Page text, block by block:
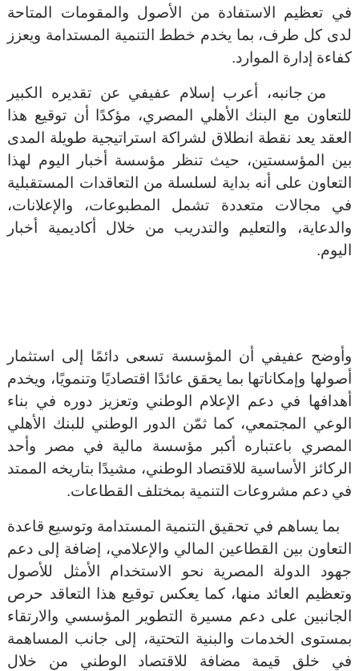
في تعظيم الاستفادة من الأصول والمقومات المتاحة
لدى كل طرف، بما يخدم خطط التنمية المستدامة ويعزز
كفاءة إدارة الموارد.
من جانبه، أعرب إسلام عفيفي عن تقديره الكبير
للتعاون مع البنك الأهلي المصري، مؤكدًا أن توقيع هذا
العقد يعد نقطة انطلاق لشراكة استراتيجية طويلة المدى
بين المؤسستين، حيث تنظر مؤسسة أخبار اليوم لهذا
التعاون على أنه بداية لسلسلة من التعاقدات المستقبلية
في مجالات متعددة تشمل المطبوعات، والإعلانات،
والدعاية، والتعليم والتدريب من خلال أكاديمية أخبار
اليوم.
وأوضح عفيفي أن المؤسسة تسعى دائمًا إلى استثمار
أصولها وإمكاناتها بما يحقق عائدًا اقتصاديًا وتنمويًا، ويخدم
أهدافها في دعم الإعلام الوطني وتعزيز دوره في بناء
الوعي المجتمعي، كما ثمّن الدور الوطني للبنك الأهلي
المصري باعتباره أكبر مؤسسة مالية في مصر وأحد
الركائز الأساسية للاقتصاد الوطني، مشيدًا بتاريخه الممتد
في دعم مشروعات التنمية بمختلف القطاعات.
بما يساهم في تحقيق التنمية المستدامة وتوسيع قاعدة
التعاون بين القطاعين المالي والإعلامي، إضافة إلى دعم
جهود الدولة المصرية نحو الاستخدام الأمثل للأصول
وتعظيم العائد منها، كما يعكس توقيع هذا التعاقد حرص
الجانبين على دعم مسيرة التطوير المؤسسي والارتقاء
بمستوى الخدمات والبنية التحتية، إلى جانب المساهمة
في خلق قيمة مضافة للاقتصاد الوطني من خلال